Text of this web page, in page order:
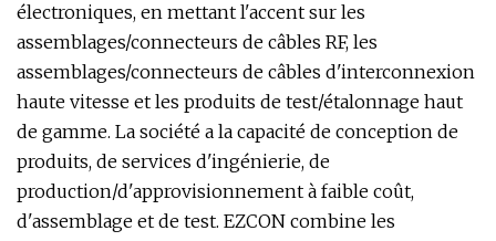
électroniques, en mettant l'accent sur les
assemblages/connecteurs de câbles RF, les
assemblages/connecteurs de câbles d'interconnexion
haute vitesse et les produits de test/étalonnage haut
de gamme. La société a la capacité de conception de
produits, de services d'ingénierie, de
production/d'approvisionnement à faible coût,
d'assemblage et de test. EZCON combine les